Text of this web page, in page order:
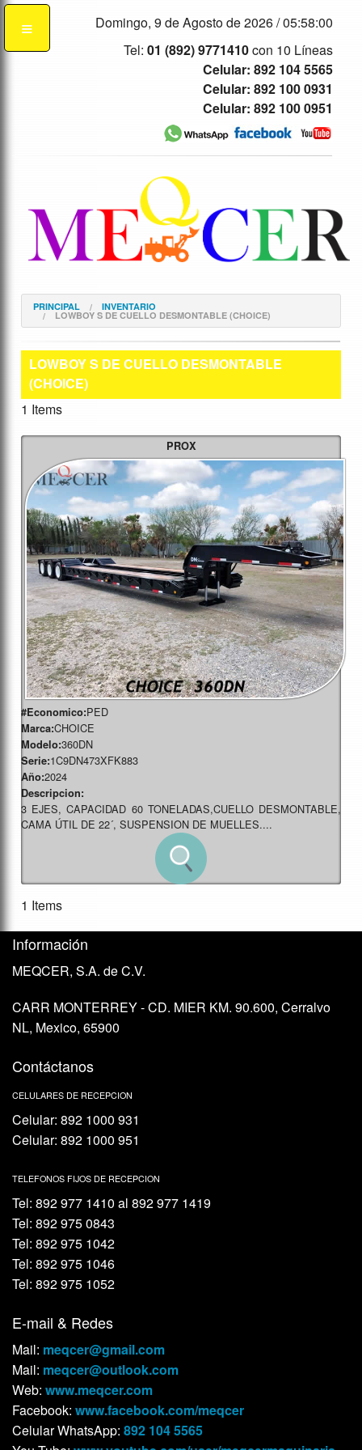
Domingo, 9 de Agosto de 2026 /05:58:00
Tel:01 (892) 9771410con 10 Líneas
Celular: 892 104 5565
Celular: 892 100 0931
Celular: 892 100 0951
PRINCIPAL INVENTARIO
LOWBOY S DE CUELLO DESMONTABLE (CHOICE)
LOWBOY S DE CUELLO DESMONTABLE
(CHOICE)
1 Items
PROX
#Economico:PED
Marca:CHOICE
Modelo:360DN
Serie:1C9DN473XFK883
Año:2024
Descripcion:
3 EJES, CAPACIDAD 60 TONELADAS,CUELLO DESMONTABLE,
CAMA ÚTIL DE 22´, SUSPENSION DE MUELLES....
1 Items
Información
MEQCER, S.A. de C.V.
CARR MONTERREY - CD. MIER KM. 90.600, Cerralvo
NL, Mexico, 65900
Contáctanos
CELULARES DE RECEPCION
Celular: 892 1000 931
Celular: 892 1000 951
TELEFONOS FIJOS DE RECEPCION
Tel: 892 977 1410 al 892 977 1419
Tel: 892 975 0843
Tel: 892 975 1042
Tel: 892 975 1046
Tel: 892 975 1052
E-mail & Redes
Mail: meqcer@gmail.com
Mail: meqcer@outlook.com
Web: www.meqcer.com
Facebook: www.facebook.com/meqcer
Celular WhatsApp: 892 104 5565